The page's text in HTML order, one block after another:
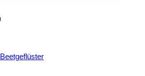
Beetgeflüster